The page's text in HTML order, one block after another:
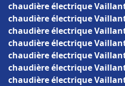
chaudière électrique
chaudière électrique
chaudière électrique
chaudière électrique
chaudière électrique
chaudière électrique
chaudière électrique